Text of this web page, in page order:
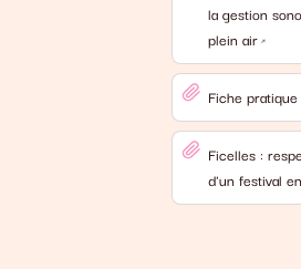
la gestion
plein air
Fiche
Ficelles :
d'un festival